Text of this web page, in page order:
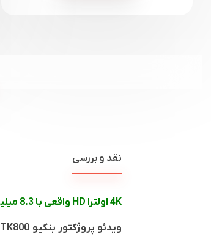
نقد و بررسی
4K اولترا HD واقعی با 8.3 میلیون پیکسل
ویدئو پروژکتور بنکیوTK800